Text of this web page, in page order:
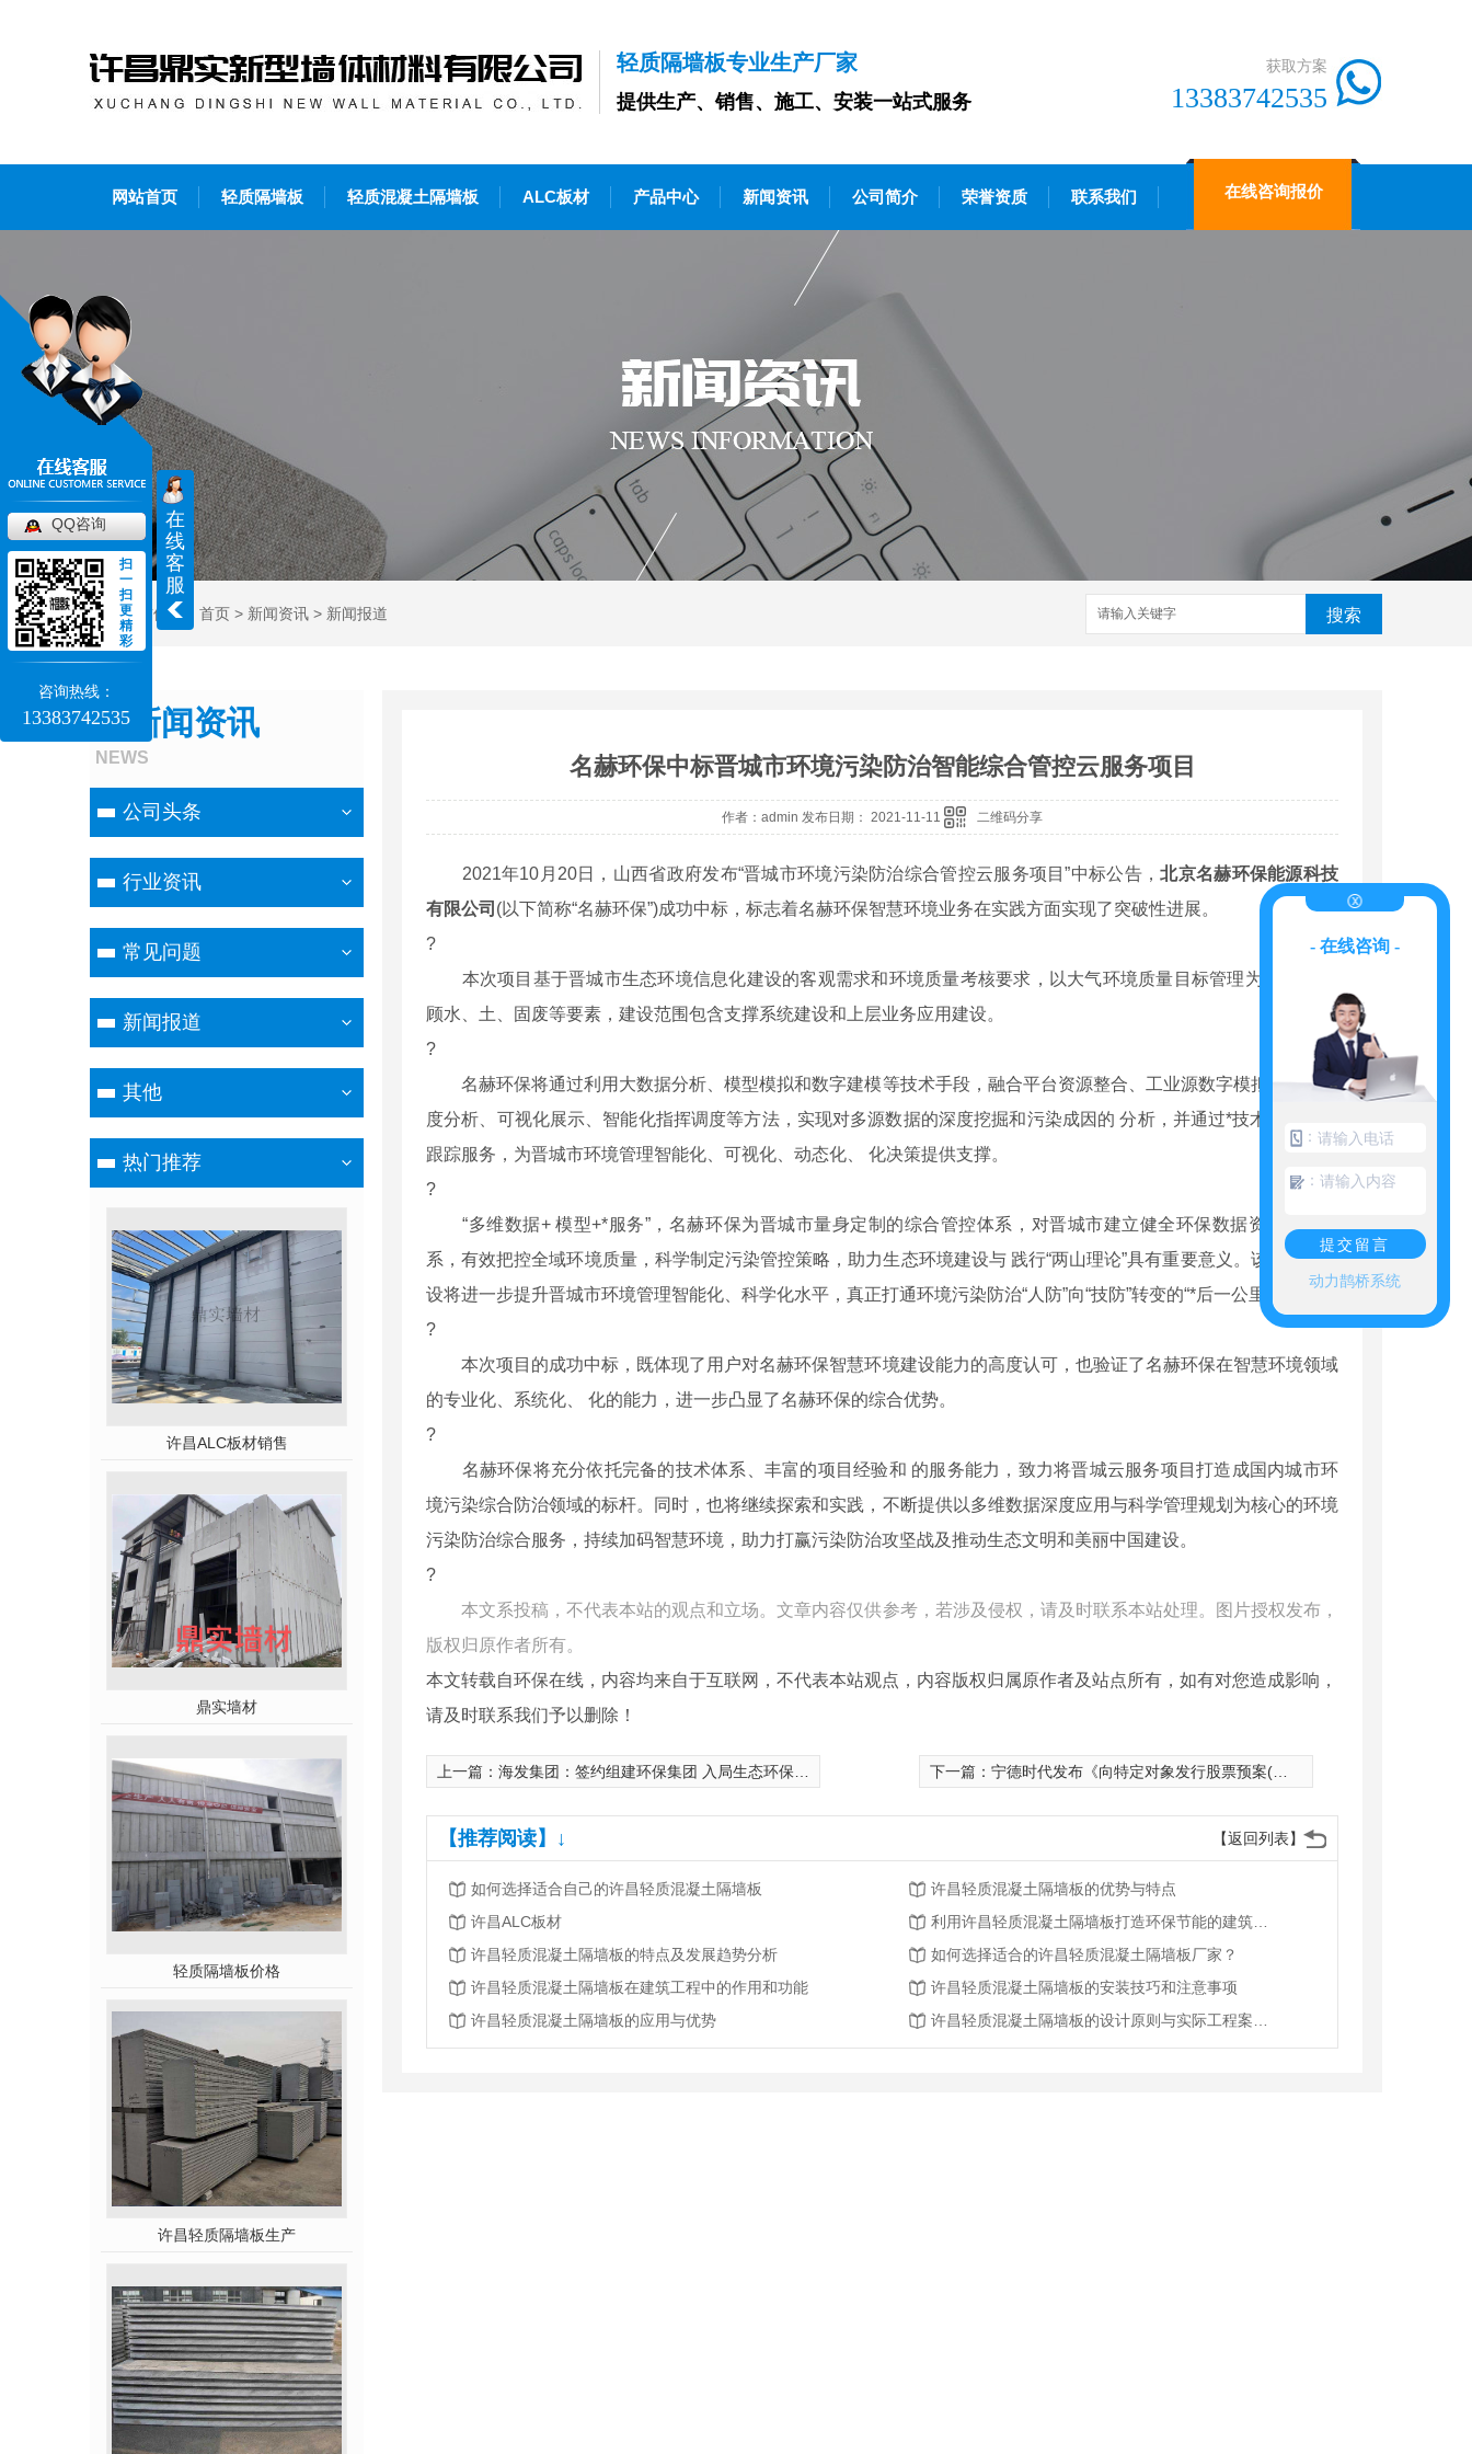
轻质隔墙板专业生产厂家
提供生产、销售、施工、安装一站式服务
获取方案
13383742535
网站首页 轻质隔墙板 轻质混凝土隔墙板 ALC板材 产品中心 新闻资讯 公司简介 荣誉资质 联系我们 在线咨询报价
当前位置： 首页 > 新闻资讯 > 新闻报道 搜索
新闻资讯
NEWS
公司头条
行业资讯
常见问题
新闻报道
其他
热门推荐
许昌ALC板材销售
鼎实墙材
轻质隔墙板价格
许昌轻质隔墙板生产
名赫环保中标晋城市环境污染防治智能综合管控云服务项目
作者：admin 发布日期： 2021-11-11 二维码分享
2021年10月20日，山西省政府发布“晋城市环境污染防治综合管控云服务项目”中标公告，北京名赫环保能源科技
有限公司 (以下简称“名赫环保”)成功中标，标志着名赫环保智慧环境业务在实践方面实现了突破性进展。
?
本次项目基于晋城市生态环境信息化建设的客观需求和环境质量考核要求，以大气环境质量目标管理为核心， 兼
顾水、土、固废等要素，建设范围包含支撑系统建设和上层业务应用建设。
?
名赫环保将通过利用大数据分析、模型模拟和数字建模等技术手段，融合平台资源整合、工业源数字模拟、数据深
度分析、可视化展示、智能化指挥调度等方法，实现对多源数据的深度挖掘和污染成因的 分析，并通过*技术团队持续
跟踪服务，为晋城市环境管理智能化、可视化、动态化、 化决策提供支撑。
?
“多维数据+ 模型+*服务”，名赫环保为晋城市量身定制的综合管控体系，对晋城市建立健全环保数据资源共享体
系，有效把控全域环境质量，科学制定污染管控策略，助力生态环境建设与 践行“两山理论”具有重要意义。该体系的建
设将进一步提升晋城市环境管理智能化、科学化水平，真正打通环境污染防治“人防”向“技防”转变的“*后一公里”。
?
本次项目的成功中标，既体现了用户对名赫环保智慧环境建设能力的高度认可，也验证了名赫环保在智慧环境领域
的专业化、系统化、 化的能力，进一步凸显了名赫环保的综合优势。
?
名赫环保将充分依托完备的技术体系、丰富的项目经验和 的服务能力，致力将晋城云服务项目打造成国内城市环
境污染综合防治领域的标杆。同时，也将继续探索和实践，不断提供以多维数据深度应用与科学管理规划为核心的环境
污染防治综合服务，持续加码智慧环境，助力打赢污染防治攻坚战及推动生态文明和美丽中国建设。
?
本文系投稿，不代表本站的观点和立场。文章内容仅供参考，若涉及侵权，请及时联系本站处理。图片授权发布，
版权归原作者所有。
本文转载自环保在线，内容均来自于互联网，不代表本站观点，内容版权归属原作者及站点所有，如有对您造成影响，
请及时联系我们予以删除！
上一篇： 海发集团：签约组建环保集团 入局生态环保新赛道 下一篇： 宁德时代发布《向特定对象发行股票预案(修订稿)》》
【返回列表】
【推荐阅读】↓
如何选择适合自己的许昌轻质混凝土隔墙板
许昌轻质混凝土隔墙板的优势与特点
许昌ALC板材
许昌轻质混凝土隔墙板的特点及发展趋势分析
如何选择适合的许昌轻质混凝土隔墙板厂家？
许昌轻质混凝土隔墙板在建筑工程中的作用和功能
许昌轻质混凝土隔墙板的安装技巧和注意事项
许昌轻质混凝土隔墙板的应用与优势
在
线
客
服
QQ咨询
扫
一
扫
更
精
彩
咨询热线：
13383742535
- 在线咨询 -
：
：
提交留言
动力鹊桥系统